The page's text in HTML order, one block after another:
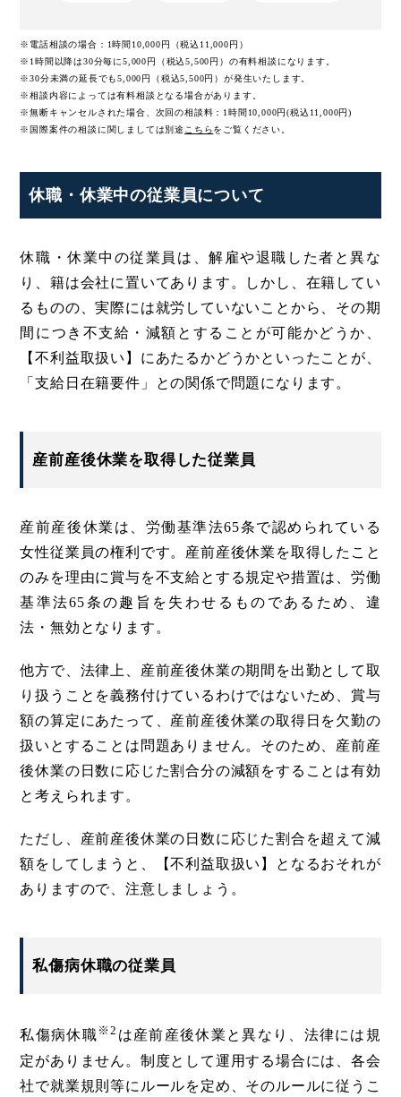
※電話相談の場合：1時間10,000円（税込11,000円）
※1時間以降は30分毎に5,000円（税込5,500円）の有料相談になります。
※30分未満の延長でも5,000円（税込5,500円）が発生いたします。
※相談内容によっては有料相談となる場合があります。
※無断キャンセルされた場合、次回の相談料：1時間10,000円(税込11,000円)
※国際案件の相談に関しましては別途 こちらをご覧ください。
休職・休業中の従業員について
休職・休業中の従業員は、解雇や退職した者と異な
り、籍は会社に置いてあります。しかし、在籍してい
るものの、実際には就労していないことから、その期
間につき不支給・減額とすることが可能かどうか、
【不利益取扱い】にあたるかどうかといったことが、
「支給日在籍要件」との関係で問題になります。
産前産後休業を取得した従業員
産前産後休業は、労働基準法65条で認められている
女性従業員の権利です。産前産後休業を取得したこと
のみを理由に賞与を不支給とする規定や措置は、労働
基準法65条の趣旨を失わせるものであるため、違
法・無効となります。
他方で、法律上、産前産後休業の期間を出勤として取
り扱うことを義務付けているわけではないため、賞与
額の算定にあたって、産前産後休業の取得日を欠勤の
扱いとすることは問題ありません。そのため、産前産
後休業の日数に応じた割合分の減額をすることは有効
と考えられます。
ただし、産前産後休業の日数に応じた割合を超えて減
額をしてしまうと、【不利益取扱い】となるおそれが
ありますので、注意しましょう。
私傷病休職の従業員
私傷病休職 ※2 は産前産後休業と異なり、法律には規
定がありません。制度として運用する場合には、各会
社で就業規則等にルールを定め、そのルールに従うこ